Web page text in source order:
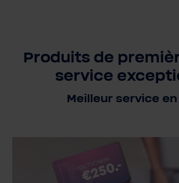
Produits de
service
Meilleur service